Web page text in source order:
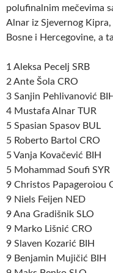
polufinalnim mečevima
Alnar iz Sjevernog
Bosne i Hercegovine, a
1 Aleksa Pecelj SRB
2 Ante Šola CRO
3 Sanjin Pehlivanović
4 Mustafa Alnar TUR
5 Spasian Spasov BUL
5 Roberto Bartol CRO
5 Vanja Kovačević BIH
5 Mohammad Soufi SYR
9 Christos Papageroiou
9 Niels Feijen NED
9 Ana Gradišnik SLO
9 Marko Lišnić CRO
9 Slaven Kozarić BIH
9 Benjamin Mujičić BIH